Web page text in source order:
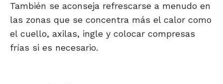
También se aconseja refrescarse a menudo en
las zonas que se concentra más el calor como
el cuello, axilas, ingle y colocar compresas
frías si es necesario.